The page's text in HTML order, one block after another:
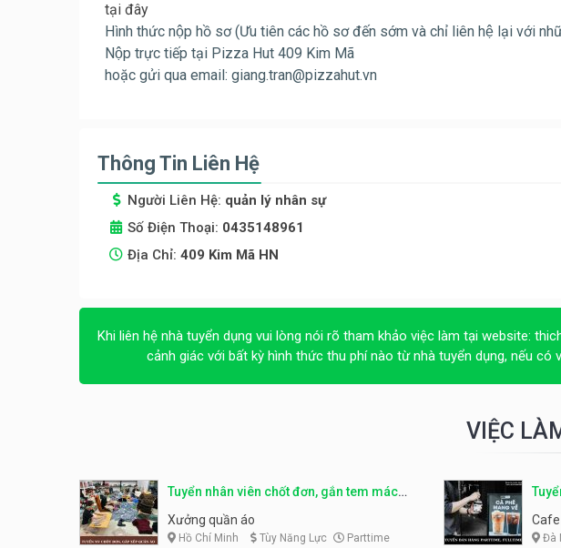
tại đây
Hình thức nộp hồ sơ (Ưu tiên các hồ sơ đến sớm và chỉ liên hệ lại với
Nộp trực tiếp tại Pizza Hut 409 Kim Mã
hoặc gửi qua email: giang.tran@pizzahut.vn
Thông Tin Liên Hệ
Người Liên Hệ: quản lý nhân sự
Số Điện Thoại: 0435148961
Địa Chỉ: 409 Kim Mã HN
Khi liên hệ nhà tuyển dụng vui lòng nói rõ tham khảo việc làm tại website:
cảnh giác với bất kỳ hình thức thu phí nào từ nhà tuyển dụng, nếu có
VIỆC
Tuyển nhân viên chốt đơn, gắn tem mác
sản phẩm
Xưởng quần áo
Hồ Chí Minh Tùy Năng Lực Parttime Đà